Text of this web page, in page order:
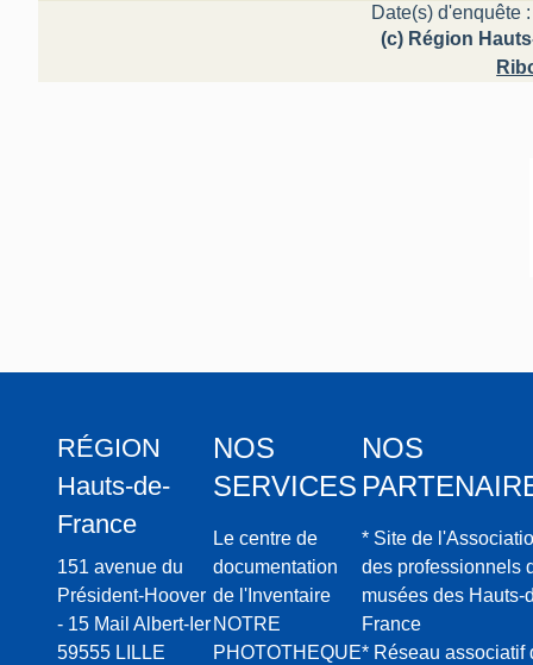
Date(s) d'enquête
(c) Région
RÉGION
Hauts-de-
France
151 avenue du
Président-Hoover
- 15 Mail Albert-Ier
59555 LILLE
NOS
SERVICES
Le centre de
documentation
de l'Inventaire
NOTRE
PHOTOTHEQUE
NOS
* Site de
des professionnels
musées des Hauts-
France
* Réseau associatif